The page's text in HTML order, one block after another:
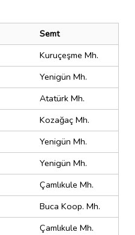
Semt
Kuruçeşme Mh.
Yenigün Mh.
Atatürk Mh.
Kozağaç Mh.
Yenigün Mh.
Yenigün Mh.
Çamlıkule Mh.
Buca Koop. Mh.
Çamlıkule Mh.